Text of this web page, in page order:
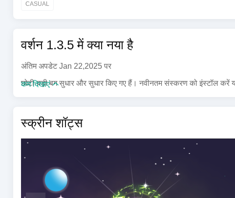
CASUAL
वर्शन 1.3.5 में क्या नया है
अंतिम अपडेट Jan 22,2025 पर
छोटी-बड़ी बग सुधार और सुधार किए गए हैं। नवीनतम संस्करण को इंस्टॉल
कम दिखाएं
स्क्रीन शॉट्स